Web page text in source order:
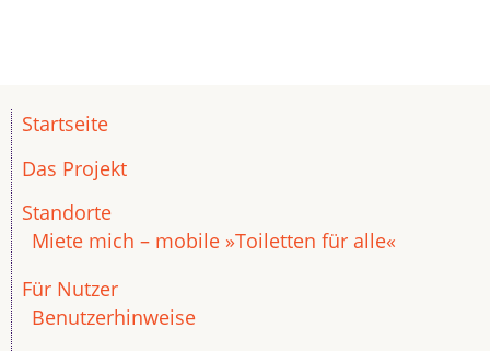
Startseite
Das Projekt
Standorte
Miete mich – mobile »Toiletten für alle«
Für Nutzer
Benutzerhinweise